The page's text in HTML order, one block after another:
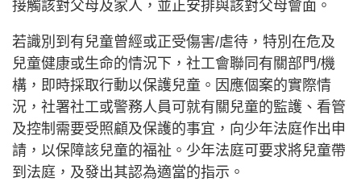
接觸該對父母及家人，並正安排與該對父母會面。
若識別到有兒童曾經或正受傷害/虐待，特別在危及
兒童健康或生命的情況下，社工會聯同有關部門/機
構，即時採取行動以保護兒童。因應個案的實際情
況，社署社工或警務人員可就有關兒童的監護、看管
及控制需要受照顧及保護的事宜，向少年法庭作出申
請，以保障該兒童的福祉。少年法庭可要求將兒童帶
到法庭，及發出其認為適當的指示。